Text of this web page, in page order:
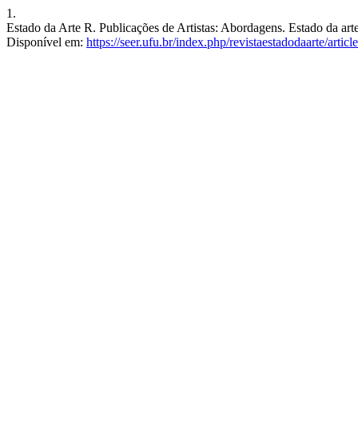
1.
Estado da Arte R. Publicações de Artistas: Abordagens. Estado da
Disponível em: https://seer.ufu.br/index.php/revistaestadodaarte/